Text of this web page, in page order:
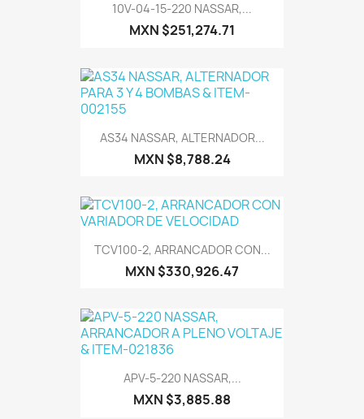
10V-04-15-220 NASSAR,...
MXN $251,274.71
AS34 NASSAR, ALTERNADOR...
MXN $8,788.24
TCV100-2, ARRANCADOR CON...
MXN $330,926.47
APV-5-220 NASSAR,...
MXN $3,885.88